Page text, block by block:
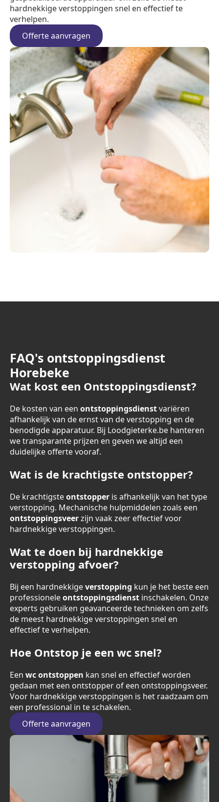
hardnekkige verstoppingen snel en effectief te
verhelpen.
Offerte aanvragen
FAQ's ontstoppingsdienst
Horebeke
Wat kost een Ontstoppingsdienst?
De kosten van een ontstoppingsdienstvariëren
afhankelijk van de ernst van de verstopping en de
benodigde apparatuur. Bij Loodgieterke.be hanteren
we transparante prijzen en geven we altijd een
duidelijke offerte vooraf.
Wat is de krachtigste ontstopper?
De krachtigsteontstopper is afhankelijk van het type
verstopping. Mechanische hulpmiddelen zoals een
ontstoppingsveerzijn vaak zeer effectief voor
hardnekkige verstoppingen.
Wat te doen bij hardnekkige
verstopping afvoer?
Bij een hardnekkigeverstopping kun je het beste een
professioneleontstoppingsdienst inschakelen. Onze
experts gebruiken geavanceerde technieken om zelfs
de meest hardnekkige verstoppingen snel en
effectief te verhelpen.
Hoe Ontstop je een wc snel?
Een wc ontstoppen kan snel en effectief worden
gedaan met een ontstopper of een ontstoppingsveer.
Voor hardnekkige verstoppingen is het raadzaam om
een professional in te schakelen.
Offerte aanvragen